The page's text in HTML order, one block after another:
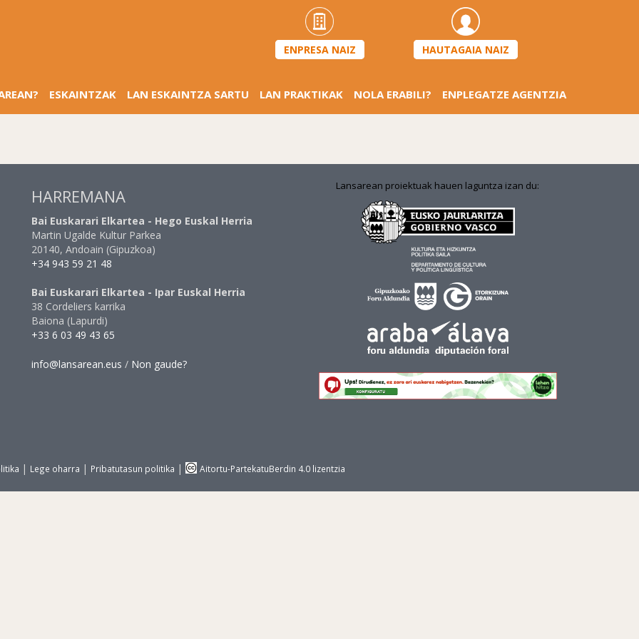
ENPRESA NAIZ HAUTAGAIA NAIZ
ESKAINTZAK LAN ESKAINTZA SARTU LAN PRAKTIKAK NOLA ERABILI? ENPLEGATZE AGENTZIA
HARREMANA
Bai Euskarari Elkartea - Hego Euskal Herria
Martin Ugalde Kultur Parkea
20140, Andoain (Gipuzkoa)
+34 943 59 21 48
Bai Euskarari Elkartea - Ipar Euskal Herria
38 Cordeliers karrika
Baiona (Lapurdi)
+33 6 03 49 43 65
info@lansarean.eus / Non gaude?
Lansarean proiektuak hauen laguntza izan du:
| Lege oharra | Pribatutasun politika | Aitortu-PartekatuBerdin 4.0 lizentzia